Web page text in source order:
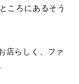
ころにあるそう
店らしく、ファ